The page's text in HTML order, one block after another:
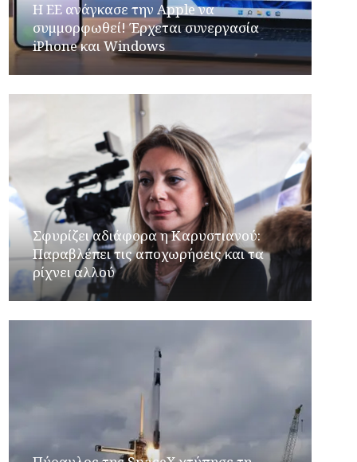
H ΕΕ ανάγκασε την Apple να
συμμορφωθεί! Έρχεται συνεργασία
iPhone και Windows
Σφυρίζει αδιάφορα η Καρυστιανού:
Παραβλέπει τις αποχωρήσεις και τα
ρίχνει αλλού